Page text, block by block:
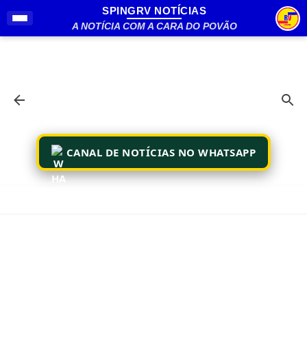
Pular para o conteúdo principal
SPINGRV NOTÍCIAS
A NOTÍCIA COM A CARA DO POVÃO
CANAL DE NOTÍCIAS NO WHATSAPP